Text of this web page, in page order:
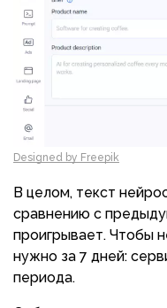
Designed by Freepik
В целом, текст
сравнению с
проигрывает. Чтобы
нужно за 7 дней:
периода.